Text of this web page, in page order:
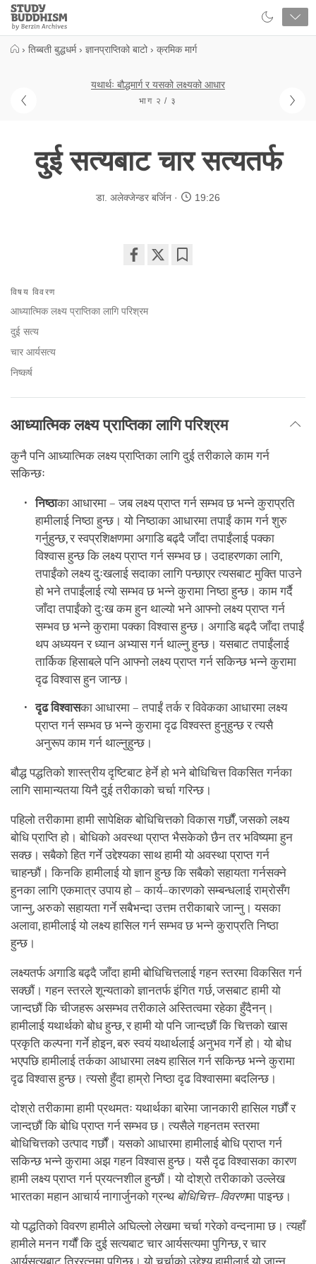
Close
Study
Buddhism
› तिब्बती बुद्धधर्म › ज्ञानप्राप्तिको बाटो › क्रमिक मार्ग
यथार्थः बौद्धमार्ग र यसको लक्ष्यको आधार
भाग २ / ३
दुई सत्यबाट चार सत्यतर्फ
डा. अलेक्जेन्डर बर्जिन 19:26
facebook
विषय विवरण
आध्यात्मिक लक्ष्य प्राप्तिका लागि परिश्रम
दुई सत्य
चार आर्यसत्य
निष्कर्ष
आध्यात्मिक लक्ष्य प्राप्तिका लागि परिश्रम
कुनै पनि आध्यात्मिक लक्ष्य प्राप्तिका लागि दुई तरीकाले काम गर्न
सकिन्छः
निष्ठाका आधारमा – जब लक्ष्य प्राप्त गर्न सम्भव छ भन्ने कुराप्रति
हामीलाई निष्ठा हुन्छ। यो निष्ठाका आधारमा तपाईं काम गर्न शुरु
गर्नुहुन्छ, र स्वप्रशिक्षणमा अगाडि बढ्दै जाँदा तपाईंलाई पक्का
विश्वास हुन्छ कि लक्ष्य प्राप्त गर्न सम्भव छ। उदाहरणका लागि,
तपाईंको लक्ष्य दुःखलाई सदाका लागि पन्छाएर त्यसबाट मुक्ति पाउने
हो भने तपाईंलाई त्यो सम्भव छ भन्ने कुरामा निष्ठा हुन्छ। काम गर्दै
जाँदा तपाईंको दुःख कम हुन थाल्यो भने आफ्नो लक्ष्य प्राप्त गर्न
सम्भव छ भन्ने कुरामा पक्का विश्वास हुन्छ। अगाडि बढ्दै जाँदा तपाईं
थप अध्ययन र ध्यान अभ्यास गर्न थाल्नु हुन्छ। यसबाट तपाईंलाई
तार्किक हिसाबले पनि आफ्नो लक्ष्य प्राप्त गर्न सकिन्छ भन्ने कुरामा
दृढ विश्वास हुन जान्छ।
दृढ विश्वासका आधारमा – तपाईं तर्क र विवेकका आधारमा लक्ष्य
प्राप्त गर्न सम्भव छ भन्ने कुरामा दृढ विश्वस्त हुनुहुन्छ र त्यसै
अनुरूप काम गर्न थाल्नुहुन्छ।
बौद्ध पद्धतिको शास्त्रीय दृष्टिबाट हेर्ने हो भने बोधिचित्त विकसित गर्नका
लागि सामान्यतया यिनै दुई तरीकाको चर्चा गरिन्छ।
पहिलो तरीकामा हामी सापेक्षिक बोधिचित्तको विकास गर्छौं, जसको लक्ष्य
बोधि प्राप्ति हो। बोधिको अवस्था प्राप्त भैसकेको छैन तर भविष्यमा हुन
सक्छ। सबैको हित गर्ने उद्देश्यका साथ हामी यो अवस्था प्राप्त गर्न
चाहन्छौं। किनकि हामीलाई यो ज्ञान हुन्छ कि सबैको सहायता गर्नसक्ने
हुनका लागि एकमात्र उपाय हो – कार्य–कारणको सम्बन्धलाई राम्रोसँग
जान्नु, अरुको सहायता गर्ने सबैभन्दा उत्तम तरीकाबारे जान्नु। यसका
अलावा, हामीलाई यो लक्ष्य हासिल गर्न सम्भव छ भन्ने कुराप्रति निष्ठा
हुन्छ।
लक्ष्यतर्फ अगाडि बढ्दै जाँदा हामी बोधिचित्तलाई गहन स्तरमा विकसित गर्न
सक्छौं। गहन स्तरले शून्यताको ज्ञानतर्फ इंगित गर्छ, जसबाट हामी यो
जान्दछौं कि चीजहरू असम्भव तरीकाले अस्तित्वमा रहेका हुँदैनन्।
हामीलाई यथार्थको बोध हुन्छ, र हामी यो पनि जान्दछौं कि चित्तको खास
प्रकृति कल्पना गर्ने होइन, बरु स्वयं यथार्थलाई अनुभव गर्ने हो। यो बोध
भएपछि हामीलाई तर्कका आधारमा लक्ष्य हासिल गर्न सकिन्छ भन्ने कुरामा
दृढ विश्वास हुन्छ। त्यसो हुँदा हाम्रो निष्ठा दृढ विश्वासमा बदलिन्छ।
दोश्रो तरीकामा हामी प्रथमतः यथार्थका बारेमा जानकारी हासिल गर्छौं र
जान्दछौं कि बोधि प्राप्त गर्न सम्भव छ। त्यसैले गहनतम स्तरमा
बोधिचित्तको उत्पाद गर्छौं। यसको आधारमा हामीलाई बोधि प्राप्त गर्न
सकिन्छ भन्ने कुरामा अझ गहन विश्वास हुन्छ। यसै दृढ विश्वासका कारण
हामी लक्ष्य प्राप्त गर्न प्रयत्नशील हुन्छौं। यो दोश्रो तरीकाको उल्लेख
भारतका महान आचार्य नागार्जुनको ग्रन्थ बोधिचित्त–विवरणमा पाइन्छ।
यो पद्धतिको विवरण हामीले अघिल्लो लेखमा चर्चा गरेको वन्दनामा छ। त्यहाँ
हामीले मनन गर्यौं कि दुई सत्यबाट चार आर्यसत्यमा पुगिन्छ, र चार